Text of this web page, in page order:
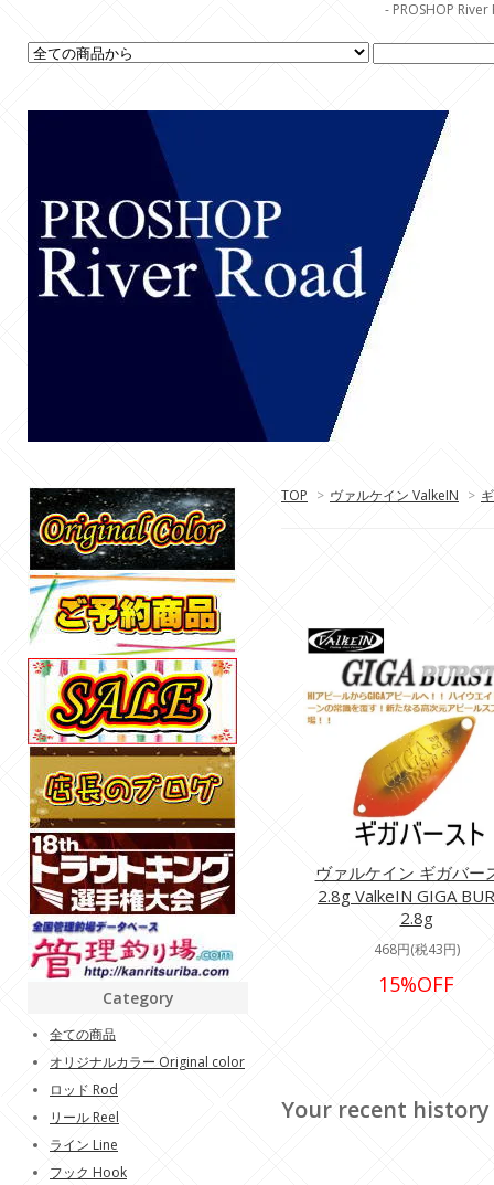
- PROSHOP
TOP > ヴァルケイン ValkeIN >
ヴァルケイン ギガバー
2.8g ValkeIN GIGA
2.8g
468円(税43円)
15%OFF
Your recent history
Category
全ての商品
オリジナルカラー Original color
ロッド Rod
リール Reel
ライン Line
フック Hook